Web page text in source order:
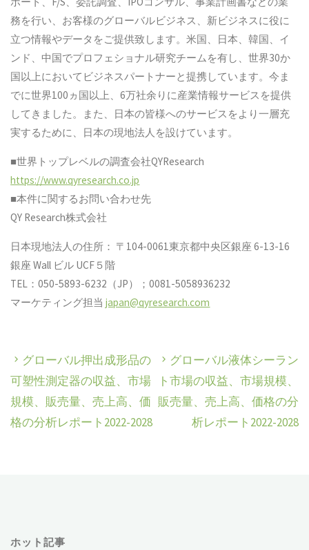
務を行い、お客様のグローバルビジネス、新ビジネスに役に
立つ情報やデータをご提供致します。米国、日本、韓国、イ
ンド、中国でプロフェショナル研究チームを有し、世界30か
国以上においてビジネスパートナーと提携しています。今ま
でに世界100ヵ国以上、6万社余りに産業情報サービスを提供
してきました。また、日本の皆様へのサービスをより一層充
実するために、日本の現地法人を設けています。
■世界トップレベルの調査会社QYResearch
https://www.qyresearch.co.jp
■本件に関するお問い合わせ先
QY Research株式会社
日本現地法人の住所： 〒104-0061東京都中央区銀座 6-13-16
銀座 Wall ビル UCF５階
TEL：050-5893-6232（JP）；0081-5058936232
マーケティング担当japan@qyresearch.com
グローバル押出成形品の
可塑性測定器の収益、市場
規模、販売量、売上高、価
格の分析レポート2022-2028
グローバル液体シーラン
ト市場の収益、市場規模、
販売量、売上高、価格の分
析レポート2022-2028
ホット記事